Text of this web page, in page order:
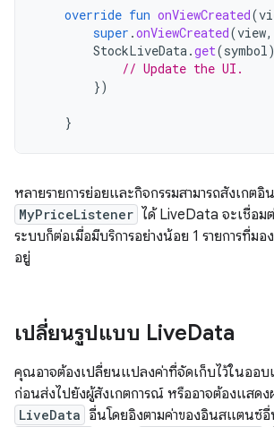
override fun onViewCreated(
super .onViewCreated(view,
StockLiveData.get(symbol
// Update the UI.
})
}
หลายรายการย่อยและกิจกรรมสามารถสังเกต
MyPriceListener ได้ LiveData จะเชื่อม
ระบบก็ต่อเมื่อมีบริการอย่างน้อย 1 รายการที่ม
อยู่
เปลี่ยนรูปแบบ LiveData
คุณอาจต้องเปลี่ยนแปลงค่าที่จัดเก็บไว้ในออบ
ก่อนส่งไปยังผู้สังเกตการณ์ หรืออาจต้องแสด
LiveData อื่นโดยอิงตามค่าของอินสแตนซ์